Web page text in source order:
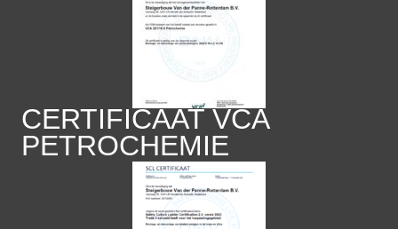
CERTIFICAAT VCA
PETROCHEMIE